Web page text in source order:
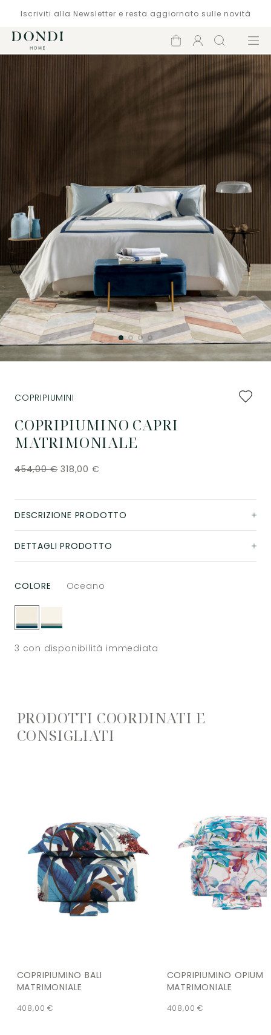
Iscriviti alla Newsletter e resta aggiornato sulle novità
Carrello
Account
Cerca Menù
COPRIPIUMINO CAPRI
MATRIMONIALE
COPRIPIUMINI
454,00€ 318,00 €
DESCRIZIONE PRODOTTO
DETTAGLI PRODOTTO
COLORE Oceano
3 con disponibilità immediata
PRODOTTI COORDINATI E
CONSIGLIATI
COPRIPIUMINO BALI
MATRIMONIALE
408,00€
COPRIPIUMINO OPIUM
MATRIMONIALE
408,00€